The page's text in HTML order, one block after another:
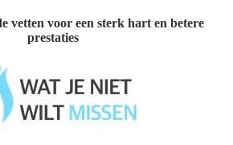
vetten voor een sterk hart en betere
prestaties